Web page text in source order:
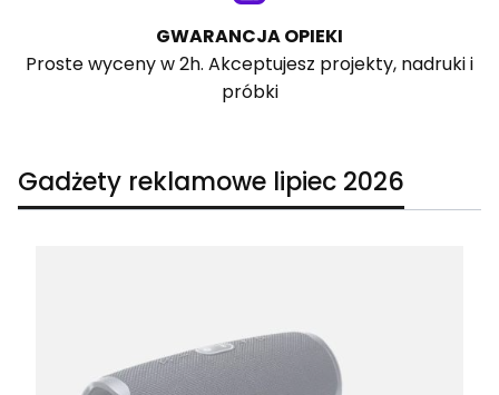
GWARANCJA OPIEKI
Proste wyceny w 2h. Akceptujesz projekty, nadruki i
próbki
Gadżety reklamowe lipiec 2026